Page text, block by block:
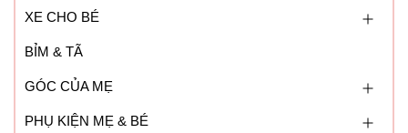
XE CHO BÉ
BỈM & TÃ
GÓC CỦA MẸ
PHỤ KIỆN MẸ & BÉ